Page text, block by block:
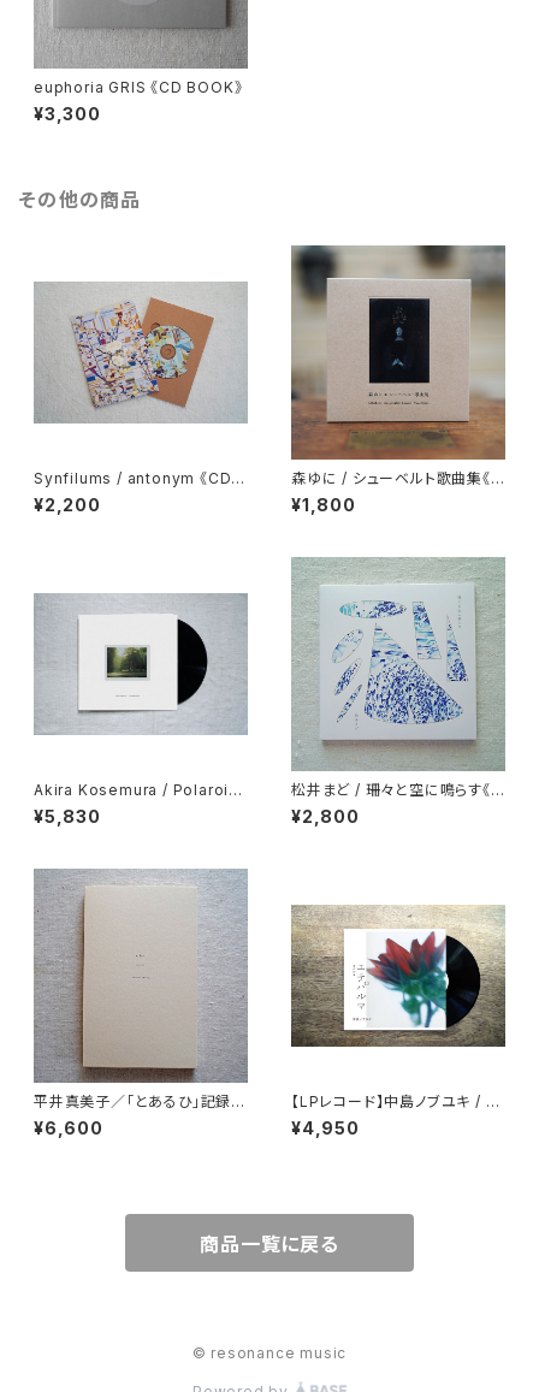
euphoria GRIS 《CD BOOK》
¥3,300
その他の商品
Synfilums / antonym 《CD》
2026
¥2,200
森ゆに / シューベルト歌曲集《C
D》
¥1,800
Akira Kosemura / Polaroid
Piano (15th Anniversary Edi
tion) 《LP》
¥5,830
松井まど / 珊々と空に鳴らす《C
D》
¥2,800
平井真美子／「とあるひ」記録集
a day 《CDブック》2枚組
¥6,600
【LPレコード】中島ノブユキ / エ
テパルマ ～夏の印象～
¥4,950
商品一覧に戻る
© resonance music